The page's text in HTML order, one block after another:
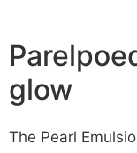
glow
The Pearl